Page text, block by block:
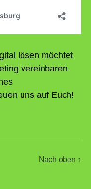
lösen möchtet
vereinbaren.
uns auf Euch!
Nach oben ↑